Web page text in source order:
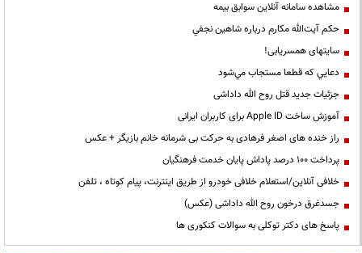
مشاهده سامانه آنلاين سوابق بیمه
حكم آيت‌الله مكارم درباره شاهين نجفي
سایتهای همسریابی!
دعايي كه قطعا مستجاب مي‌شود
جزئیات جدید قتل روح الله داداشی
آموزش ساخت Apple ID برای کاربران ایرانی
راز خنده های اصغر فرهادی به حرکت بی شرمانه خانم بازیگر + عکس
پرداخت ۱۰۰ درصد پاداش پایان خدمت فرهنگیان
خلافی آنلاین/استعلام خلافی خودرو از طریق اینترنت، پیام کوتاه ، تلفن
جسدغرق درخون روح الله داداشی (عکس)
پاسخ های دکتر توکلی به سوالات کنکوری ها